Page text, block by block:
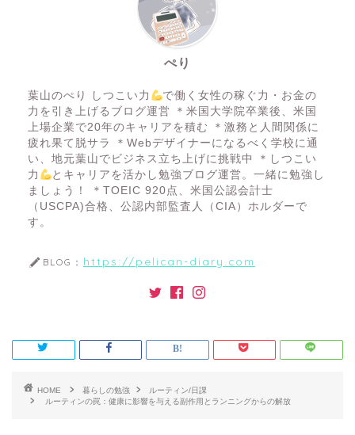
ぺり
葉山のぺり しつこい力
で働く女性の稼ぐ力・お金の
力を引き上げるブログ運営 ＊米国大学院卒業後、米国
上場企業で20年のキャリアを積む ＊激務と人間関係に
疲れ果て脱サラ ＊Webデザイナーになるべく学校に通
い、地元葉山でビジネス立ち上げに挑戦中 ＊しつこい
力
とキャリアを活かし勉強ブログ運営。一緒に勉強し
ましょう！ ＊TOEIC 920点、米国公認会計士
（USCPA)合格、公認内部監査人（CIA）ホルダーで
す。
BLOG： https://pelican-diary.com
HOME 暮らしの勉強
ルーティン/日課
ルーティンの罠：健康に影響を与える副作用とランニングからの解放